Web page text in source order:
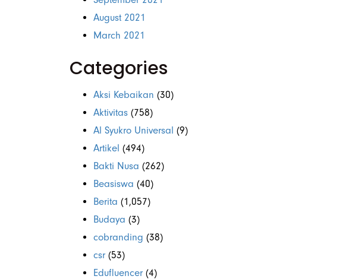
August 2021
March 2021
Categories
Aksi Kebaikan (30)
Aktivitas (758)
Al Syukro Universal (9)
Artikel (494)
Bakti Nusa (262)
Beasiswa (40)
Berita (1,057)
Budaya (3)
cobranding (38)
csr (53)
Edufluencer (4)